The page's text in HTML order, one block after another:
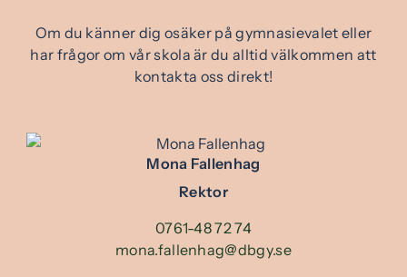
Om du känner dig osäker på gymnasievalet eller
har frågor om vår skola är du alltid välkommen att
kontakta oss direkt!
Mona Fallenhag
Rektor
0761-48 72 74
mona.fallenhag@dbgy.se